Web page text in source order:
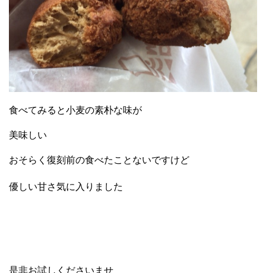
食べてみると小麦の素朴な味が
美味しい
おそらく復刻前の食べたことないですけど
優しい甘さ気に入りました
是非お試しくださいませ